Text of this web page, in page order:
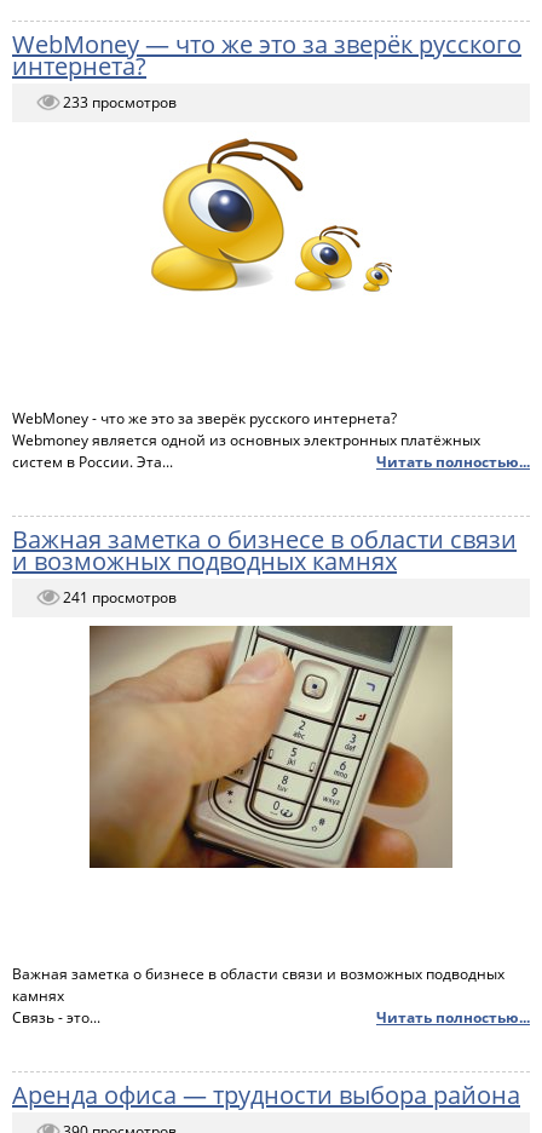
WebMoney — что же это за зверёк русского
интернета?
233 просмотров
WebMoney - что же это за зверёк русского интернета?
Webmoney является одной из основных электронных платёжных
систем в России. Эта...
Читать полностью...
Важная заметка о бизнесе в области связи
и возможных подводных камнях
241 просмотров
Важная заметка о бизнесе в области связи и возможных подводных
камнях
Связь - это...
Читать полностью...
Аренда офиса — трудности выбора района